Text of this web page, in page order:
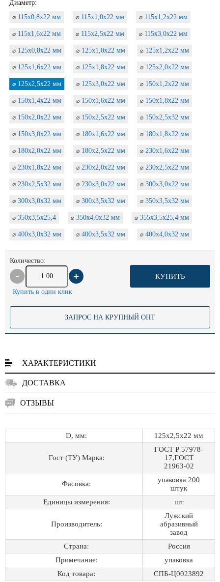
Диаметр:
⌀ 115х0,8х22 мм ⌀ 115х1,0х22 мм ⌀ 115х1,2х22 мм
⌀ 115х1,6х22 мм ⌀ 115х2,5х22 мм ⌀ 115х3,0х22 мм
⌀ 125х0,8х22 мм ⌀ 125х1,0х22 мм ⌀ 125х1,2х22 мм
⌀ 125х1,6х22 мм ⌀ 125х1,8х22 мм ⌀ 125х2,0х22 мм
⌀ 125х2,5х22 мм ⌀ 125х3,0х22 мм ⌀ 150х1,2х22 мм
⌀ 150х1,4х22 мм ⌀ 150х1,6х22 мм ⌀ 150х1,8х22 мм
⌀ 150х2,0х22 мм ⌀ 150х2,5х22 мм ⌀ 150х2,5х32 мм
⌀ 150х3,0х22 мм ⌀ 180х1,6х22 мм ⌀ 180х1,8х22 мм
⌀ 180х2,0х22 мм ⌀ 180х2,5х22 мм ⌀ 230х1,6х22 мм
⌀ 230х1,8х22 мм ⌀ 230х2,0х22 мм ⌀ 230х2,5х22 мм
⌀ 230х2,5х32 мм ⌀ 230х3,0х22 мм ⌀ 300х3,0х22 мм
⌀ 300х3,0х32 мм ⌀ 300х3,5х32 мм ⌀ 350х3,5х32 мм
⌀ 350х3,5х25,4 ⌀ 350х4,0х32 мм ⌀ 355х3,5х25,4 мм
⌀ 400х3,0х32 мм ⌀ 400х3,5х32 мм ⌀ 400х4,0х32 мм
Количество:
КУПИТЬ
Купить в один клик
ЗАПРОС НА КРУПНЫЙ ОПТ
ХАРАКТЕРИСТИКИ
ДОСТАВКА
ОТЗЫВЫ
D, мм: 125х2,5х22 мм
Гост (ТУ) Марка:
ГОСТ Р 57978-
17,ГОСТ
21963-02
Фасовка:
упаковка 200
штук
Единицы измерения:
шт
Производитель:
Лужский
абразивный
завод
Страна:
Россия
Примечание:
упаковка
Код товара:
СПБ-Ц0023892